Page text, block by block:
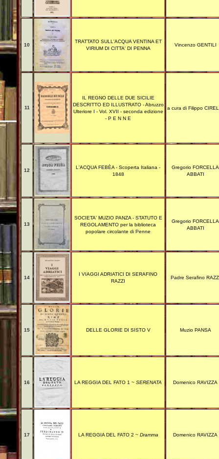
10
TRATTATO SULL'ACQUA VENTINA ET
VIRIUM DI CITTA' DI PENNA
Vincenzo GENTILI
11
IL REGNO DELLE DUE SICILIE
DESCRITTO ED ILLUSTRATO - Abruzzo
Ulteriore I - Vol. XVII - seconda edizione
- P E N N E
a cura di Filippo
12
L'ACQUA FEBÈA - Scoperta Italiana -
1848
Gregorio FORCELLA
ABBATI
13
SOCIETA' MUZIO PANZA - STATUTO E
REGOLAMENTO per la biblioteca
popolare circolante di Penne
Gregorio FORCELLA
ABBATI
14
I VIAGGI ADRIATICI DI SERAFINO
RAZZI
Padre Serafino
15 DELLE GLORIE DI SISTO V Muzio PANSA
16 LA REGGIA DEL FATO 1 ~ SERENATA Domenico RAVIZZA
17 LA REGGIA DEL FATO 2 ~ Dramma Domenico RAVIZZA